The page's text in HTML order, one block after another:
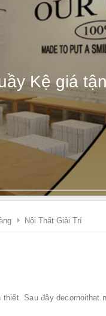
n
g
ế
Q
u
ầ
á
t
Kệ giá
Nội Thất Giải Trí
Sau đây